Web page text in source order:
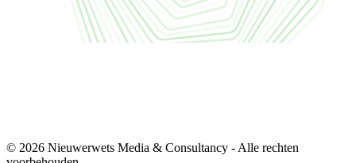
© 2026 Nieuwerwets Media & Consultancy - Alle rechten